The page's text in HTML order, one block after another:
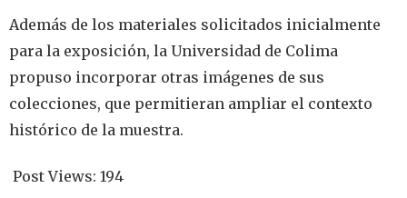
Además de los materiales solicitados inicialmente
para la exposición, la Universidad de Colima
propuso incorporar otras imágenes de sus
colecciones, que permitieran ampliar el contexto
histórico de la muestra.
Post Views: 194